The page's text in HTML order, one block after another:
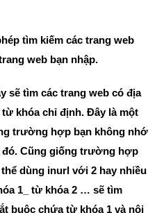
tìm kiếm các trang web
web bạn nhập.
sẽ tìm các trang web có địa
khóa chỉ định. Đây là một
trường hợp bạn không nhớ
đó. Cũng giống trường hợp
dùng inurl với 2 hay nhiều
1_ từ khóa 2 … sẽ tìm
buộc chứa từ khóa 1 và nội